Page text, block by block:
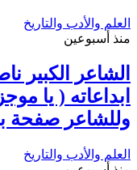
العلم والأدب والتاريخ
منذ أسبوعين
الشاعر الكبير
ابداعاته ( يا
وللشاعر صفحة
العلم والأدب والتاريخ